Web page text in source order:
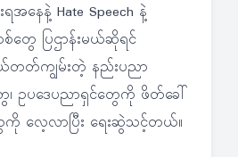
ေနဲ့ Hate Speech နဲ့
ေ ပြဌာန်းမယ်ဆိုရင်
တ်ကျွမ်းတဲ့ နည်းပညာ
၊ ဥပဒေပညာရှင်တွေကို ဖိတ်ခေါ်
လေ့လာပြီး ရေးဆွဲသင့်တယ်။